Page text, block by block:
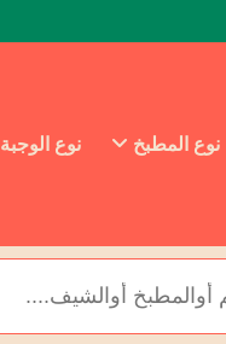
نوع المطبخ نوع الوجبة